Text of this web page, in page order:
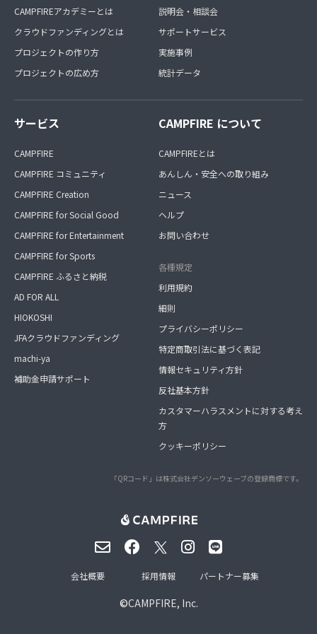
CAMPFIREアカデミーとは
クラウドファンディングとは
プロジェクトの作り方
プロジェクトの広め方
説明会・相談会
サポートサービス
実施事例
統計データ
サービス
CAMPFIRE
CAMPFIRE コミュニティ
CAMPFIRE Creation
CAMPFIRE for Social Good
CAMPFIRE for Entertainment
CAMPFIRE for Sports
CAMPFIRE ふるさと納税
AD FOR ALL
HIOKOSHI
JFAクラウドファンディング
machi-ya
補助金申請サポート
CAMPFIRE について
CAMPFIREとは
あんしん・安全への取り組み
ニュース
ヘルプ
お問い合わせ
各種規定
利用規約
細則
プライバシーポリシー
特定商取引法に基づく表記
情報セキュリティ方針
反社基本方針
カスタマーハラスメントに対する考え
方
クッキーポリシー
「QRコード」は株式会社デンソーウェーブの登録商標です。
©CAMPFIRE, Inc.
会社概要 採用情報 パートナー募集